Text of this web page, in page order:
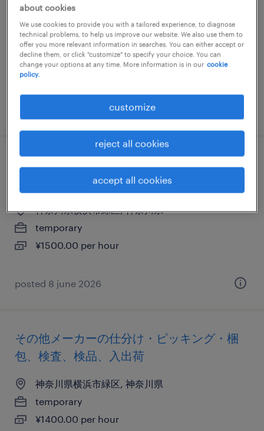
ッキング・梱包、その他（倉庫・軽作業）
神奈川県横浜市緑区, 神奈川県
temporary
¥1400.00 per hour
その他の仕分け・ピッキング・梱包、その
他（倉庫・軽作業）、その他（その他）
神奈川県横浜市緑区, 神奈川県
temporary
¥1500.00 per hour
posted 8 june 2026
その他メーカーの仕分け・ピッキング・梱
包、検査、検品、入出荷
神奈川県横浜市緑区, 神奈川県
temporary
¥1400.00 per hour
about cookies
We use cookies to provide you with a tailored experience, to diagnose
technical problems, to help us improve our website. We also use them to
offer you more relevant information in searches. You can either accept or
decline them, or click "customize" to specify your choice. You can
change your options at any time. More information is in our cookie
policy.
customize
reject all cookies
accept all cookies